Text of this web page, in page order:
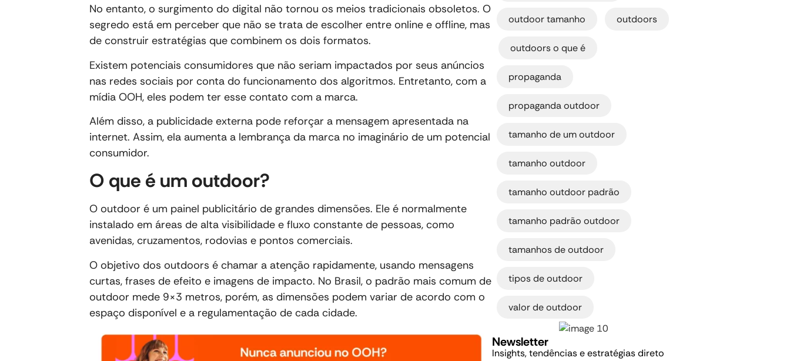
No entanto, o surgimento do digital não tornou os meios tradicionais obsoletos. O
segredo está em perceber que não se trata de escolher entre online e offline, mas
de construir estratégias que combinem os dois formatos.
Existem potenciais consumidores que não seriam impactados por seus anúncios
nas redes sociais por conta do funcionamento dos algoritmos. Entretanto, com a
mídia OOH, eles podem ter esse contato com a marca.
Além disso, a publicidade externa pode reforçar a mensagem apresentada na
internet. Assim, ela aumenta a lembrança da marca no imaginário de um potencial
consumidor.
O que é um outdoor?
O outdoor é um painel publicitário de grandes dimensões. Ele é normalmente
instalado em áreas de alta visibilidade e fluxo constante de pessoas, como
avenidas, cruzamentos, rodovias e pontos comerciais.
O objetivo dos outdoors é chamar a atenção rapidamente, usando mensagens
curtas, frases de efeito e imagens de impacto. No Brasil, o padrão mais comum de
outdoor mede 9×3 metros, porém, as dimensões podem variar de acordo com o
espaço disponível e a regulamentação de cada cidade.
outdoor tamanho
outdoors
outdoors o que é
propaganda
propaganda outdoor
tamanho de um outdoor
tamanho outdoor
tamanho outdoor padrão
tamanho padrão outdoor
tamanhos de outdoor
tipos de outdoor
valor de outdoor
Newsletter
Insights, tendências e estratégias direto